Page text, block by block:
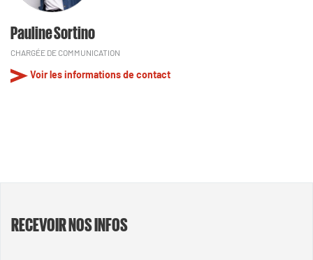
Pauline Sortino
CHARGÉE DE COMMUNICATION
Voir les informations de contact
RECEVOIR NOS INFOS